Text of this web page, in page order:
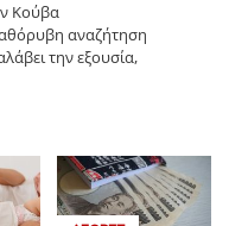
Κούβα
αναζήτηση
την εξουσία,